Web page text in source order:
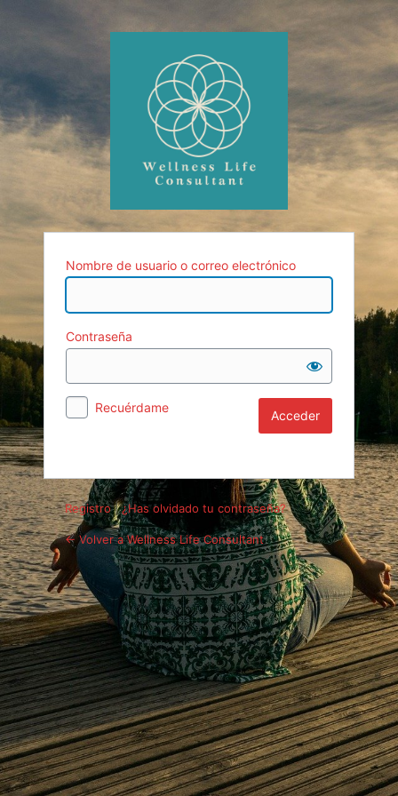
Nombre de usuario o correo electrónico
Contraseña
Recuérdame
Registro|¿Has olvidado tu contraseña?
← Volver a Wellness Life Consultant